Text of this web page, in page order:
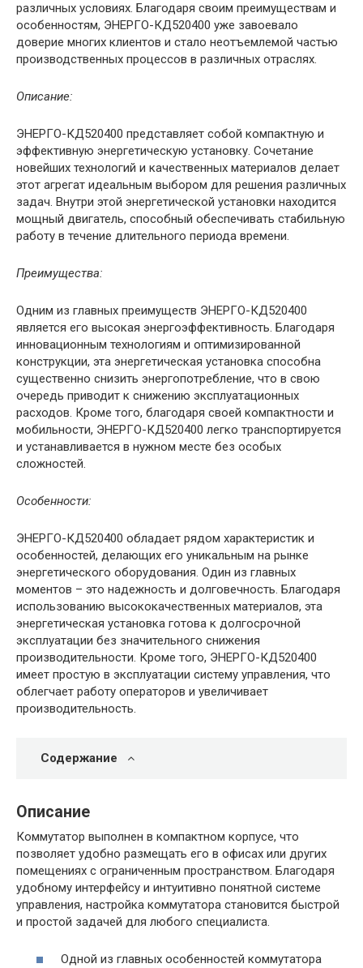
различных условиях. Благодаря своим преимуществам и
особенностям, ЭНЕРГО-КД520400 уже завоевало
доверие многих клиентов и стало неотъемлемой частью
производственных процессов в различных отраслях.
Описание:
ЭНЕРГО-КД520400 представляет собой компактную и
эффективную энергетическую установку. Сочетание
новейших технологий и качественных материалов делает
этот агрегат идеальным выбором для решения различных
задач. Внутри этой энергетической установки находится
мощный двигатель, способный обеспечивать стабильную
работу в течение длительного периода времени.
Преимущества:
Одним из главных преимуществ ЭНЕРГО-КД520400
является его высокая энергоэффективность. Благодаря
инновационным технологиям и оптимизированной
конструкции, эта энергетическая установка способна
существенно снизить энергопотребление, что в свою
очередь приводит к снижению эксплуатационных
расходов. Кроме того, благодаря своей компактности и
мобильности, ЭНЕРГО-КД520400 легко транспортируется
и устанавливается в нужном месте без особых
сложностей.
Особенности:
ЭНЕРГО-КД520400 обладает рядом характеристик и
особенностей, делающих его уникальным на рынке
энергетического оборудования. Один из главных
моментов – это надежность и долговечность. Благодаря
использованию высококачественных материалов, эта
энергетическая установка готова к долгосрочной
эксплуатации без значительного снижения
производительности. Кроме того, ЭНЕРГО-КД520400
имеет простую в эксплуатации систему управления, что
облегчает работу операторов и увеличивает
производительность.
Содержание
Описание
Коммутатор выполнен в компактном корпусе, что
позволяет удобно размещать его в офисах или других
помещениях с ограниченным пространством. Благодаря
удобному интерфейсу и интуитивно понятной системе
управления, настройка коммутатора становится быстрой
и простой задачей для любого специалиста.
Одной из главных особенностей коммутатора